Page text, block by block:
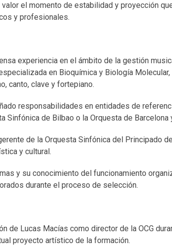
el momento de estabilidad y proyección
y profesionales.
experiencia en el ámbito de la gestión
en Bioquímica y Biología
canto, clave y fortepiano.
responsabilidades en entidades de
de Bilbao o la Orquesta de Barcelona
de la Orquesta Sinfónica del Principado
y cultural.
y su conocimiento del funcionamiento
durante el proceso de selección.
de Lucas Macías como director de la OCG
proyecto artístico de la formación.